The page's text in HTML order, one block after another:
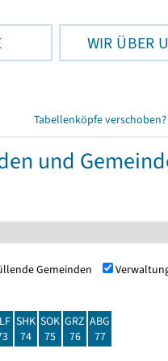
WIR ÜBER
Tabellenköpfe verschoben?
und
Gemeinden
SHK
74
SOK
75
GRZ
76
ABG
77